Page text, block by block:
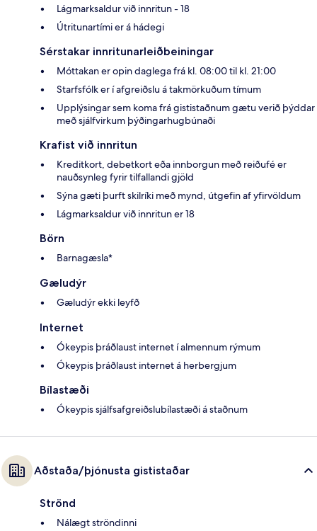
Lágmarksaldur við innritun - 18
Útritunartími er á hádegi
Sérstakar innritunarleiðbeiningar
Móttakan er opin daglega frá kl. 08:00 til kl. 21:00
Starfsfólk er í afgreiðslu á takmörkuðum tímum
Upplýsingar sem koma frá gististaðnum gætu verið þýddar
með sjálfvirkum þýðingarhugbúnaði
Krafist við innritun
Kreditkort, debetkort eða innborgun með reiðufé er
nauðsynleg fyrir tilfallandi gjöld
Sýna gæti þurft skilríki með mynd, útgefin af yfirvöldum
Lágmarksaldur við innritun er 18
Börn
Barnagæsla*
Gæludýr
Gæludýr ekki leyfð
Internet
Ókeypis þráðlaust internet í almennum rýmum
Ókeypis þráðlaust internet á herbergjum
Bílastæði
Ókeypis sjálfsafgreiðslubílastæði á staðnum
Aðstaða/þjónusta gististaðar
Strönd
Nálægt ströndinni